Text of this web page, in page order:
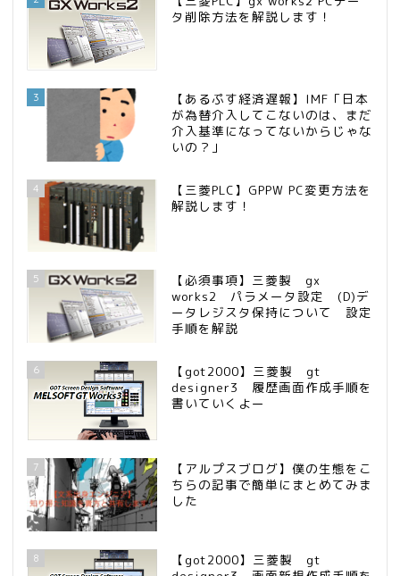
タ削除方法を解説します！
3
【あるぷす経済遅報】IMF「日本
が為替介入してこないのは、まだ
介入基準になってないからじゃな
いの？」
4
【三菱PLC】GPPW PC変更方法を
解説します！
5
【必須事項】三菱製 gx
works2 パラメータ設定 (D)デ
ータレジスタ保持について 設定
手順を解説
6
【got2000】三菱製 gt
designer3 履歴画面作成手順を
書いていくよー
7
【アルプスブログ】僕の生態をこ
ちらの記事で簡単にまとめてみま
した
8
【got2000】三菱製 gt